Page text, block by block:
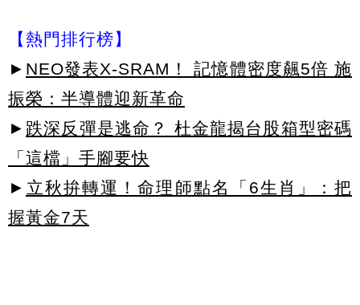
【熱門排行榜】
► NEO發表X-SRAM！ 記憶體密度飆5倍 施
振榮：半導體迎新革命
► 跌深反彈是逃命？ 杜金龍揭台股箱型密碼
「這檔」手腳要快
► 立秋拚轉運！命理師點名「6生肖」：把
握黃金7天